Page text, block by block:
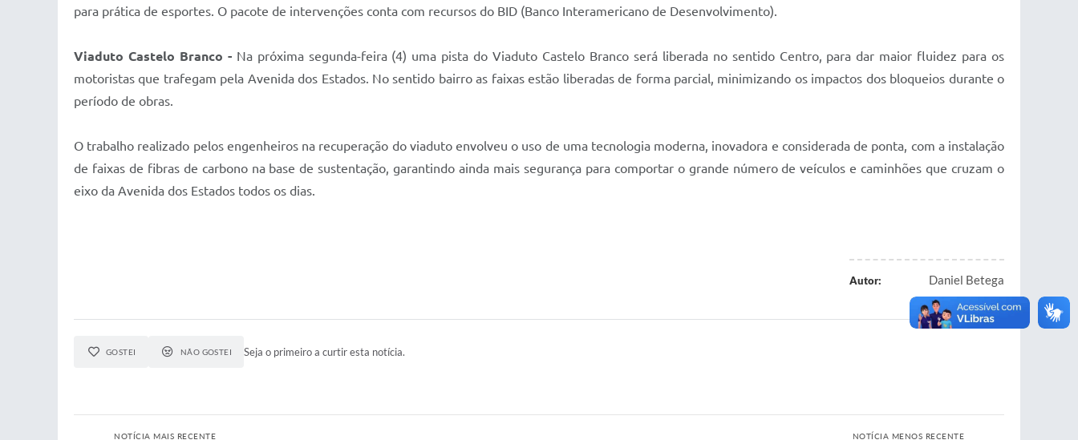
para prática de esportes. O pacote de intervenções conta com recursos do BID (Banco Interamericano de Desenvolvimento).
Viaduto Castelo Branco -Na próxima segunda-feira (4) uma pista do Viaduto Castelo Branco será liberada no sentido Centro, para dar maior fluidez para os
motoristas que trafegam pela Avenida dos Estados. No sentido bairro as faixas estão liberadas de forma parcial, minimizando os impactos dos bloqueios durante o
período de obras.
O trabalho realizado pelos engenheiros na recuperação do viaduto envolveu o uso de uma tecnologia moderna, inovadora e considerada de ponta, com a instalação
de faixas de fibras de carbono na base de sustentação, garantindo ainda mais segurança para comportar o grande número de veículos e caminhões que cruzam o
eixo da Avenida dos Estados todos os dias.
Autor: Daniel Betega
GOSTEI NÃO GOSTEI Seja o primeiro a curtir esta notícia.
NOTÍCIA MAIS RECENTE NOTÍCIA MENOS RECENTE